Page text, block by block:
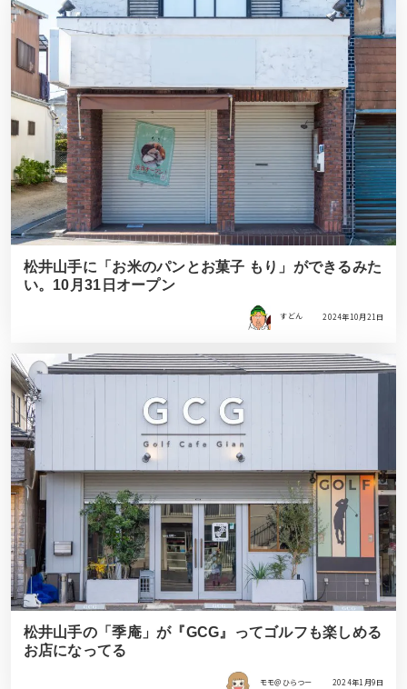
松井山手に「お米のパンとお菓子 もり」ができるみた
い。10月31日オープン
すどん 2024年10月21日
松井山手の「季庵」が『GCG』ってゴルフも楽しめる
お店になってる
モモ＠ひらつー 2024年1月9日